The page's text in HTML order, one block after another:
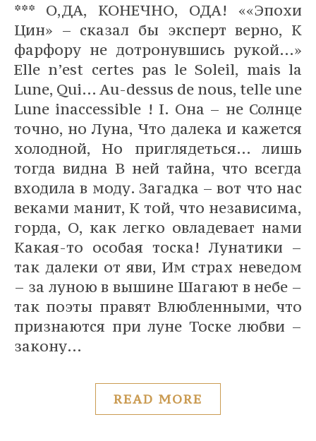
*** О,ДА, КОНЕЧНО, ОДА! ««Эпохи
Цин» – сказал бы эксперт верно, К
фарфору не дотронувшись рукой…»
Elle n’est certes pas le Soleil, mais la
Lune, Qui… Au-dessus de nous, telle une
Lune inaccessible ! I. Она – не Солнце
точно, но Луна, Что далека и кажется
холодной, Но приглядеться… лишь
тогда видна В ней тайна, что всегда
входила в моду. Загадка – вот что нас
веками манит, К той, что независима,
горда, О, как легко овладевает нами
Какая-то особая тоска! Лунатики –
так далеки от яви, Им страх неведом
– за луною в вышине Шагают в небе –
так поэты правят Влюбленными, что
признаются при луне Тоске любви –
закону…
READ MORE